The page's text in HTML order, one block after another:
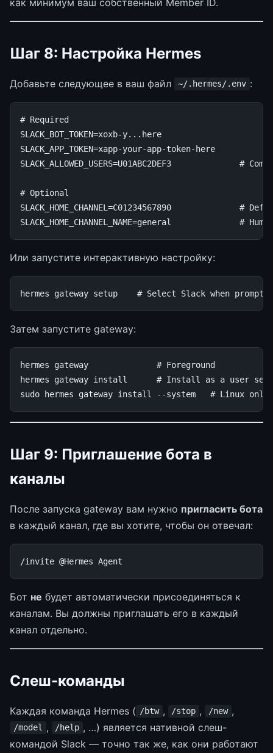
Шаг 8: Настройка Hermes
Добавьте следующее в ваш файл ~/.hermes/.env :
# Required
SLACK_BOT_TOKEN=
SLACK_APP_TOKEN=
SLACK_ALLOWED_USERS=U01ABC2DEF3 #
# Optional
SLACK_HOME_CHANNEL =C01234567890
#
SLACK_HOME_CHANNEL_NAME=general #
Или запустите интерактивную настройку:
hermes gateway setup # Select Slack when prompted
Затем запустите gateway:
hermes gateway
# Foreground
hermes
gateway install
# Install as a user
sudo hermes gateway install --system # Linux
Шаг 9: Приглашение бота в
каналы
После запуска gateway вам нужно пригласить бота
в каждый канал, где вы хотите, чтобы он отвечал:
/invite @Hermes Agent
Бот не будет автоматически присоединяться к
каналам. Вы должны приглашать его в каждый
канал отдельно.
Слеш-команды
Каждая команда Hermes ( /btw , /stop , /new ,
/model , /help , …) является нативной слеш-
командой Slack — точно так же, как они работают